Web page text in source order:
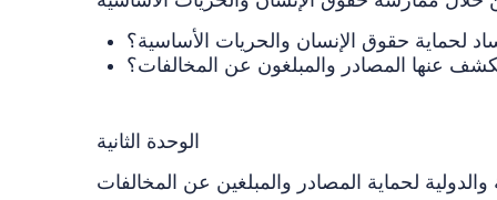
لحماية حقوق الإنسان والحريات الأساسية؟